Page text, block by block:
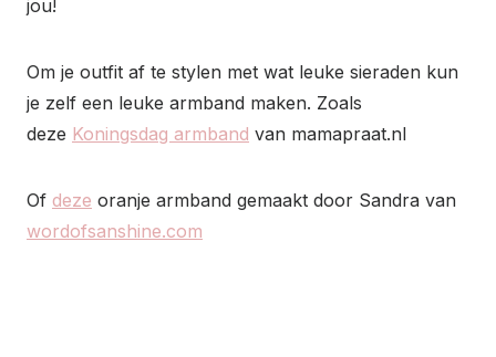
jou!
Om je outfit af te stylen met wat leuke sieraden kun
je zelf een leuke armband maken. Zoals
deze Koningsdag armband van mamapraat.nl
Of deze oranje armband gemaakt door Sandra van
wordofsanshine.com